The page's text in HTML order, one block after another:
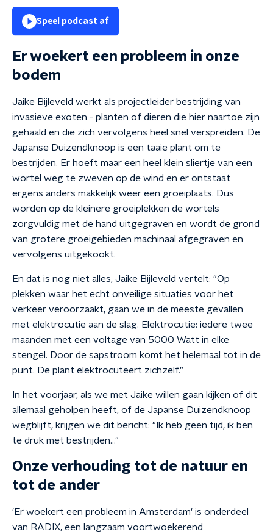
Speel podcast af
Er woekert een probleem in onze
bodem
Jaike Bijleveld werkt als projectleider bestrijding van
invasieve exoten - planten of dieren die hier naartoe zijn
gehaald en die zich vervolgens heel snel verspreiden. De
Japanse Duizendknoop is een taaie plant om te
bestrijden. Er hoeft maar een heel klein sliertje van een
wortel weg te zweven op de wind en er ontstaat
ergens anders makkelijk weer een groeiplaats. Dus
worden op de kleinere groeiplekken de wortels
zorgvuldig met de hand uitgegraven en wordt de grond
van grotere groeigebieden machinaal afgegraven en
vervolgens uitgekookt.
En dat is nog niet alles, Jaike Bijleveld vertelt: "Op
plekken waar het echt onveilige situaties voor het
verkeer veroorzaakt, gaan we in de meeste gevallen
met elektrocutie aan de slag. Elektrocutie: iedere twee
maanden met een voltage van 5000 Watt in elke
stengel. Door de sapstroom komt het helemaal tot in de
punt. De plant elektrocuteert zichzelf."
In het voorjaar, als we met Jaike willen gaan kijken of dit
allemaal geholpen heeft, of de Japanse Duizendknoop
wegblijft, krijgen we dit bericht: "Ik heb geen tijd, ik ben
te druk met bestrijden..."
Onze verhouding tot de natuur en
tot de ander
'Er woekert een probleem in Amsterdam' is onderdeel
van RADIX, een langzaam voortwoekerend